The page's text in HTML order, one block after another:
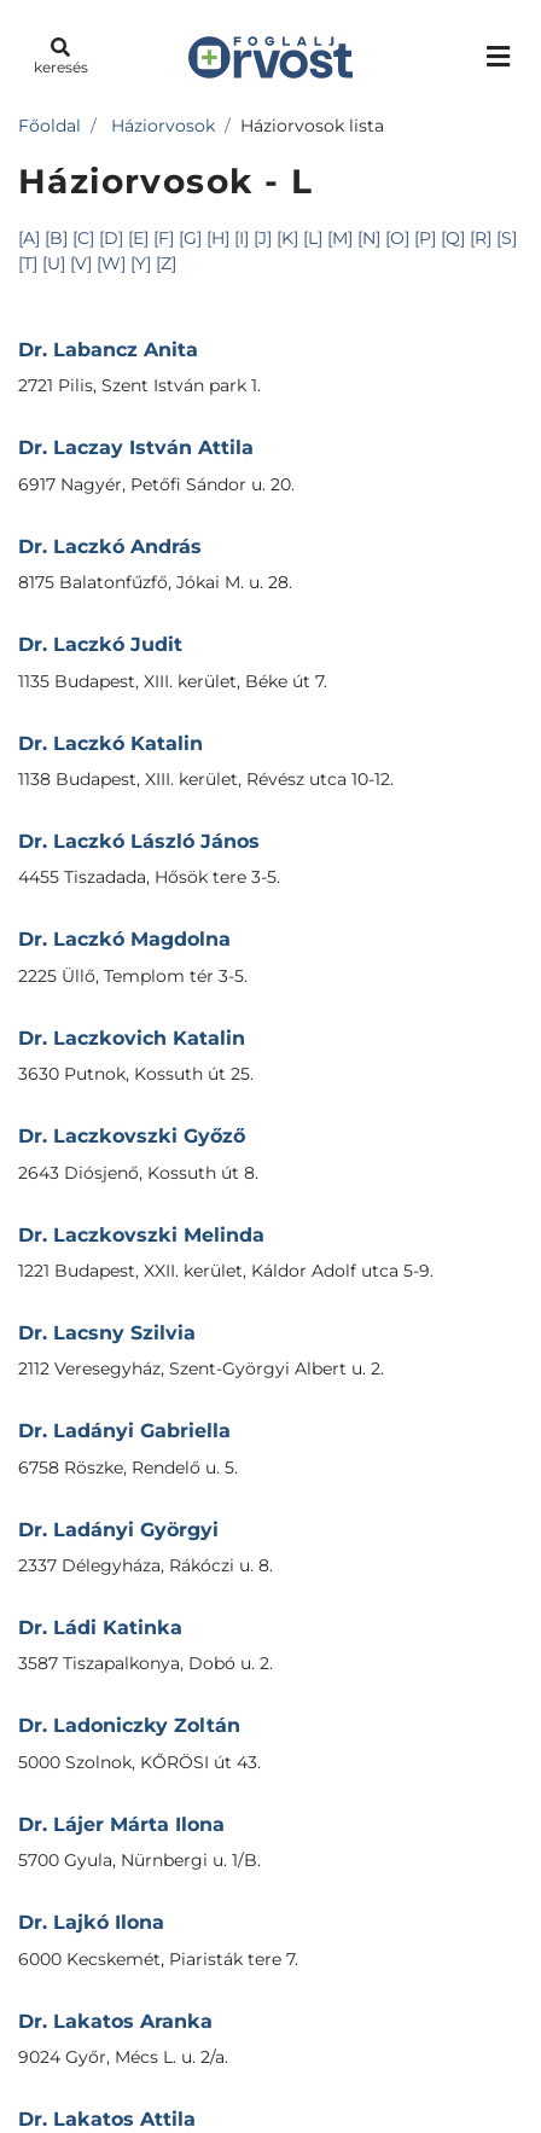
keresés
Főoldal Háziorvosok Háziorvosok lista
Háziorvosok - L
[A] [B] [C] [D] [E] [F] [G] [H] [I] [J] [K] [L] [M] [N] [O] [P] [Q] [R] [S]
[T] [U] [V] [W] [Y] [Z]
Dr. Labancz Anita
2721 Pilis, Szent István park 1.
Dr. Laczay István Attila
6917 Nagyér, Petőfi Sándor u. 20.
Dr. Laczkó András
8175 Balatonfűzfő, Jókai M. u. 28.
Dr. Laczkó Judit
1135 Budapest, XIII. kerület, Béke út 7.
Dr. Laczkó Katalin
1138 Budapest, XIII. kerület, Révész utca 10-12.
Dr. Laczkó László János
4455 Tiszadada, Hősök tere 3-5.
Dr. Laczkó Magdolna
2225 Üllő, Templom tér 3-5.
Dr. Laczkovich Katalin
3630 Putnok, Kossuth út 25.
Dr. Laczkovszki Győző
2643 Diósjenő, Kossuth út 8.
Dr. Laczkovszki Melinda
1221 Budapest, XXII. kerület, Káldor Adolf utca 5-9.
Dr. Lacsny Szilvia
2112 Veresegyház, Szent-Györgyi Albert u. 2.
Dr. Ladányi Gabriella
6758 Röszke, Rendelő u. 5.
Dr. Ladányi Györgyi
2337 Délegyháza, Rákóczi u. 8.
Dr. Ládi Katinka
3587 Tiszapalkonya, Dobó u. 2.
Dr. Ladoniczky Zoltán
5000 Szolnok, KŐRÖSI út 43.
Dr. Lájer Márta Ilona
5700 Gyula, Nürnbergi u. 1/B.
Dr. Lajkó Ilona
6000 Kecskemét, Piaristák tere 7.
Dr. Lakatos Aranka
9024 Győr, Mécs L. u. 2/a.
Dr. Lakatos Attila